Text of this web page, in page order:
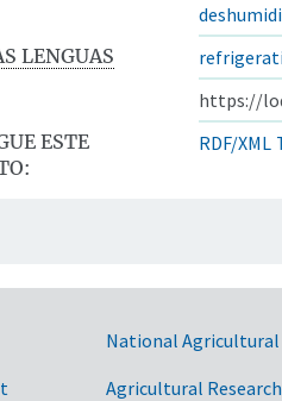
LENGUAS
https://
ESTE
RDF/XML
National
Agricultural